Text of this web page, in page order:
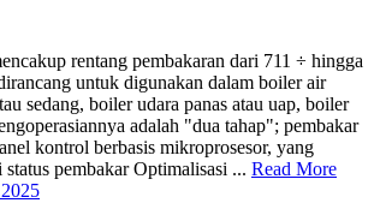
rentang pembakaran dari 711 ÷ hingga
untuk digunakan dalam boiler air
sedang, boiler udara panas atau uap, boiler
adalah "dua tahap"; pembakar
kontrol berbasis mikroprosesor, yang
pembakar Optimalisasi ... Read More